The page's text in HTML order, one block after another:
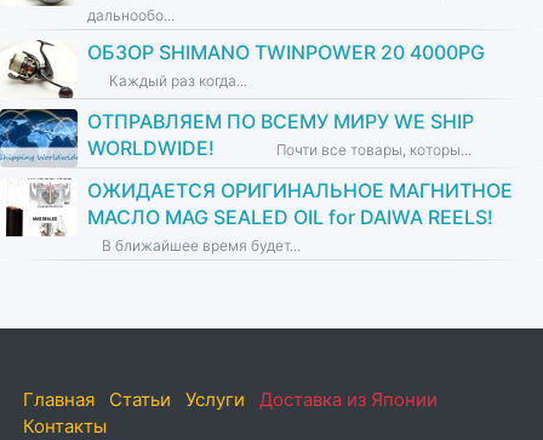
дальнообо...
ОБЗОР SHIMANO TWINPOWER 20 4000PG
Каждый раз когда...
ОТПРАВЛЯЕМ ПО ВСЕМУ МИРУ WE SHIP
WORLDWIDE!
Почти все товары, которы...
ОЖИДАЕТСЯ ОРИГИНАЛЬНОЕ МАГНИТНОЕ
МАСЛО MAG SEALED OIL for DAIWA REELS!
В ближайшее время будет...
Главная Статьи Услуги
Доставка из Японии
Контакты